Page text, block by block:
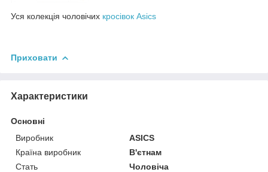
Уся колекція чоловічих кросівок Asics
Приховати
Характеристики
Основні
Виробник
ASICS
Країна виробник
В'єтнам
Стать
Чоловіча